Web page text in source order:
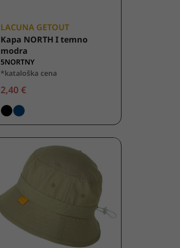
LACUNA GETOUT
Kapa NORTH I temno
modra
5NORTNY
*kataloška cena
2,40 €